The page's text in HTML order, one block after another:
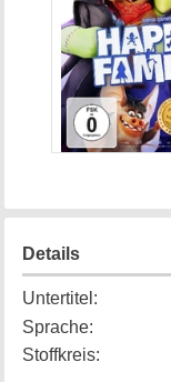
Details
Untertitel :
Sprache:
Stoffkreis: